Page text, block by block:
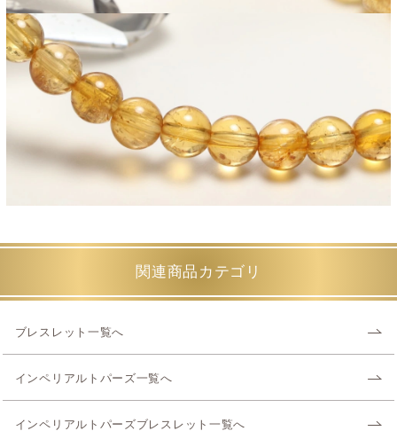
関連商品カテゴリ
ブレスレット一覧へ
インペリアルトパーズ一覧へ
インペリアルトパーズブレスレット一覧へ